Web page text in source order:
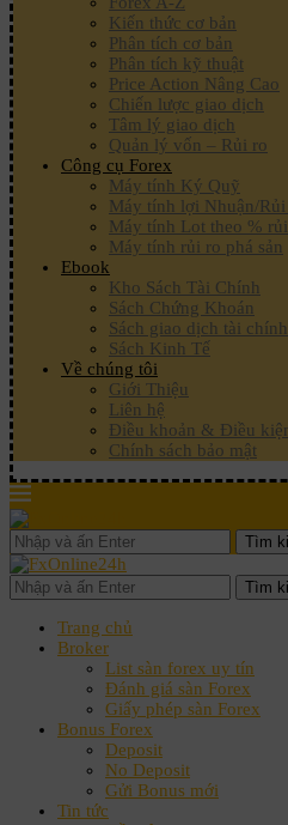
Kiến thức cơ bản
Phân tích cơ bản
Phân tích kỹ thuật
Price Action Nâng Cao
Chiến lược giao dịch
Tâm lý giao dịch
Quản lý vốn – Rủi ro
Công cụ Forex
Máy tính Ký Quỹ
Máy tính lợi Nhuận/
Máy tính Lot theo %
Máy tính rủi ro phá sản
Ebook
Kho Sách Tài Chính
Sách Chứng Khoán
Sách giao dịch tài
Sách Kinh Tế
Về chúng tôi
Giới Thiệu
Liên hệ
Điều khoản & Điều
Chính sách bảo mật
Tìm
Tìm
Trang chủ
Broker
List sàn forex uy tín
Đánh giá sàn Forex
Giấy phép sàn Forex
Bonus Forex
Deposit
No Deposit
Gửi Bonus mới
Tin tức